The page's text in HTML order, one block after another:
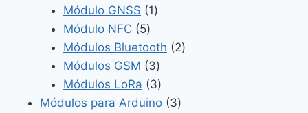
Módulo GNSS 11
Módulo NFC 55
productos
Módulos Bluetooth 22
Módulos GSM 33
productos
Módulos LoRa 33
productos
Módulos para Arduino 33